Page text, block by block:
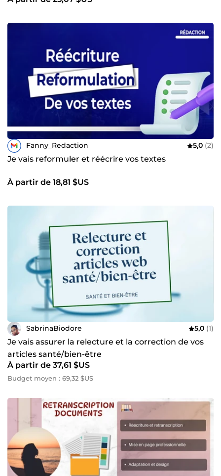
Fanny_Redaction 5,0 (2)
Je vais reformuler et réécrire vos textes
À partir de 18,81 $US
SabrinaBiodore 5,0 (1)
Je vais assurer la relecture et la correction de vos
articles santé/bien-être
À partir de 37,61 $US
Budget moyen : 69,32 $US